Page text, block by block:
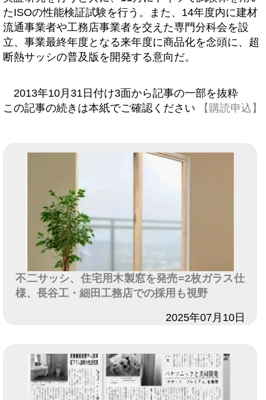
たISOの性能検証試験を行う。また、14年度内に建材
流通事業者や工務店事業者を交えた専門分科会を設
立、事業最終年度となる来年度に商品化を念頭に、超
断熱サッシの普及版を開発する意向だ。
2013年10月31日付け3面から記事の一部を抜粋
この記事の続きは本紙でご確認ください
【購読申込】
不二サッシ、住宅用木製窓を発売=2枚ガラス仕
様、長谷工・細田工務店での採用も視野
2025年07月10日